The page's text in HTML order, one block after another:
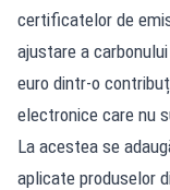
certificatelor de
ajustare a
euro dintr-o
electronice care nu
La acestea se
aplicate produselor